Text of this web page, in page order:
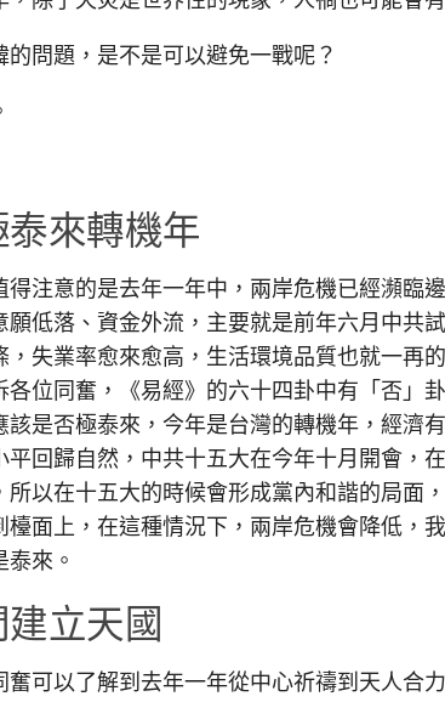
問題，是不是可以避免一戰呢？
來轉機年
意的是去年一年中，兩岸危機已經瀕臨
低落、資金外流，主要就是前年六月中共
失業率愈來愈高，生活環境品質也就一再
位同奮，《易經》的六十四卦中有「否」
是否極泰來，今年是台灣的轉機年，經濟
回歸自然，中共十五大在今年十月開會，
以在十五大的時候會形成黨內和諧的局面
檯面上，在這種情況下，兩岸危機會降低，
來。
立天國
以了解到去年一年從中心祈禱到天人合